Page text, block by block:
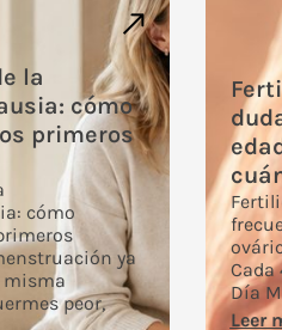
la
cómo
primeros
cómo
ya
misma
peor,
Cada
Día
Leer